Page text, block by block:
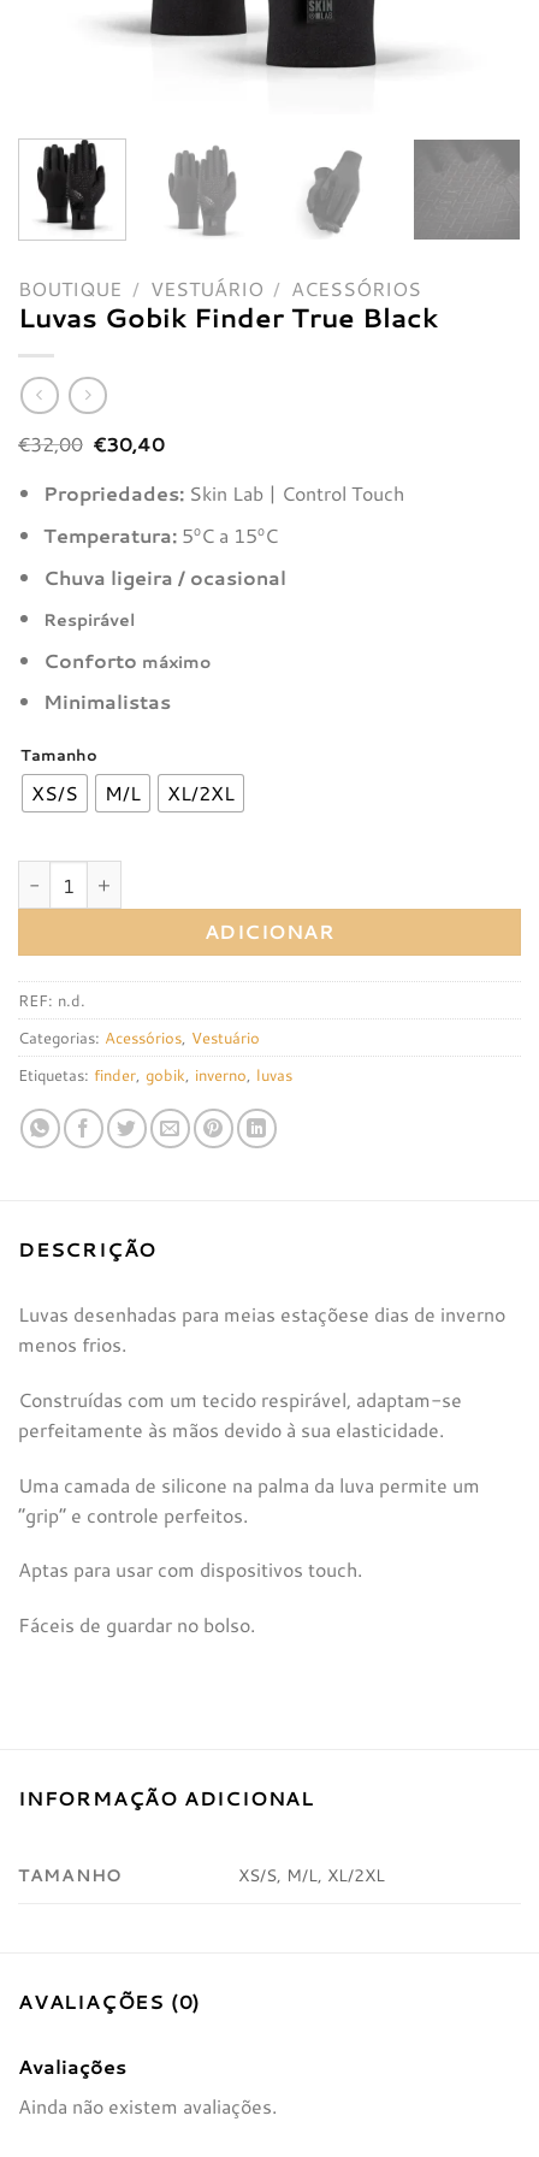
BOUTIQUE / VESTUÁRIO / ACESSÓRIOS
Luvas Gobik Finder True Black
€32,00 O
preço
original
era:
€30,40O
atual
é:
Propriedades:Skin Lab | Control Touch
Temperatura:5ºC a 15ºC
Chuva ligeira / ocasional
Respirável
Conforto máximo
Minimalistas
Tamanho
XS/S M/L XL/2XL
Quantidade de Luvas Gobik Finder True Black
ADICIONAR
REF: n.d.
Categorias: Acessórios, Vestuário
Etiquetas: finder, gobik, inverno, luvas
DESCRIÇÃO
Luvas desenhadas para meias estaçõese dias de inverno
menos frios.
Construídas com um tecido respirável, adaptam-se
perfeitamente às mãos devido à sua elasticidade.
Uma camada de silicone na palma da luva permite um
“grip” e controle perfeitos.
Aptas para usar com dispositivos touch.
Fáceis de guardar no bolso.
INFORMAÇÃO ADICIONAL
TAMANHO XS/S, M/L, XL/2XL
AVALIAÇÕES (0)
Avaliações
Ainda não existem avaliações.